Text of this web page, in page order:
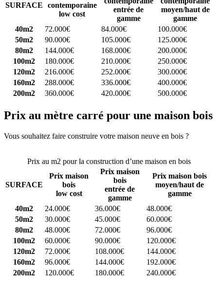
SURFACE
contemporaine
low cost
entrée de
gamme
moyen/haut de
gamme
40m2
72.000€ 84.000€
100.000€
50m2
90.000€ 105.000€
125.000€
80m2
144.000€ 168.000€
200.000€
100m2
180.000€ 210.000€
250.000€
120m2
216.000€ 252.000€
300.000€
160m2
288.000€ 336.000€
400.000€
200m2
360.000€ 420.000€ 500.000€
Prix au mètre carré pour une maison bois
Vous souhaitez faire construire votre maison neuve en bois ?
Prix au m2 pour la construction d’une maison en bois
SURFACE
Prix maison
bois
low cost
Prix maison
bois
entrée de
gamme
Prix maison bois
moyen/haut de
gamme
40m2
24.000€ 36.000€
48.000€
50m2
30.000€ 45.000€
60.000€
80m2
48.000€ 72.000€
96.000€
100m2
60.000€ 90.000€
120.000€
120m2
72.000€ 108.000€
144.000€
160m2
96.000€ 144.000€
192.000€
200m2
120.000€ 180.000€ 240.000€